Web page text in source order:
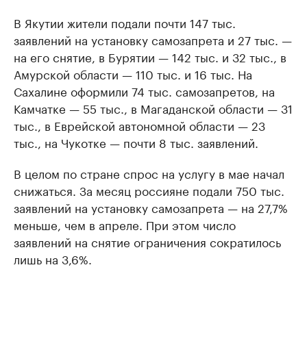
В Якутии жители подали почти 147 тыс.
заявлений на установку самозапрета и 27 тыс. —
на его снятие, в Бурятии — 142 тыс. и 32 тыс., в
Амурской области — 110 тыс. и 16 тыс. На
Сахалине оформили 74 тыс. самозапретов, на
Камчатке — 55 тыс., в Магаданской области — 31
тыс., в Еврейской автономной области — 23
тыс., на Чукотке — почти 8 тыс. заявлений.
В целом по стране спрос на услугу в мае начал
снижаться. За месяц россияне подали 750 тыс.
заявлений на установку самозапрета — на 27,7%
меньше, чем в апреле. При этом число
заявлений на снятие ограничения сократилось
лишь на 3,6%.